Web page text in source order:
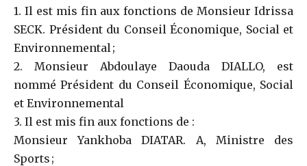
1. Il est mis fin aux fonctions de Monsieur Idrissa
SECK. Président du Conseil Économique, Social et
Environnemental ;
2. Monsieur Abdoulaye Daouda DIALLO, est
nommé Président du Conseil Économique, Social
et Environnemental
3. Il est mis fin aux fonctions de :
Monsieur Yankhoba DIATAR. A, Ministre des
Sports ;